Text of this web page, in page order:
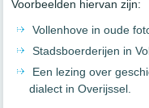
Voorbeelden hiervan zijn:
Vollenhove in oude
Stadsboerderijen in
Een lezing over
dialect in Overijssel.